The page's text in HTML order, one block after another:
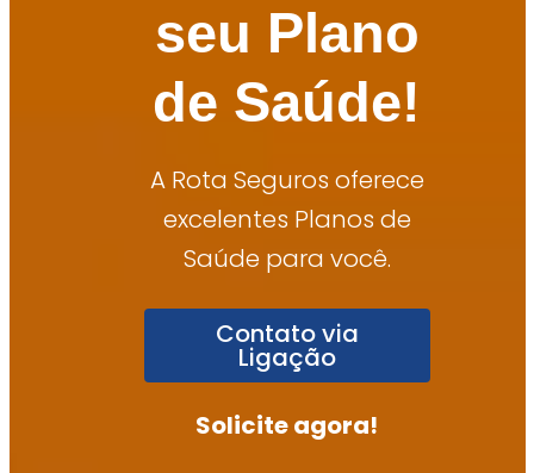
seu Plano
de Saúde!
A Rota Seguros oferece
excelentes Planos de
Saúde para você.
Contato via
Ligação
Solicite agora!